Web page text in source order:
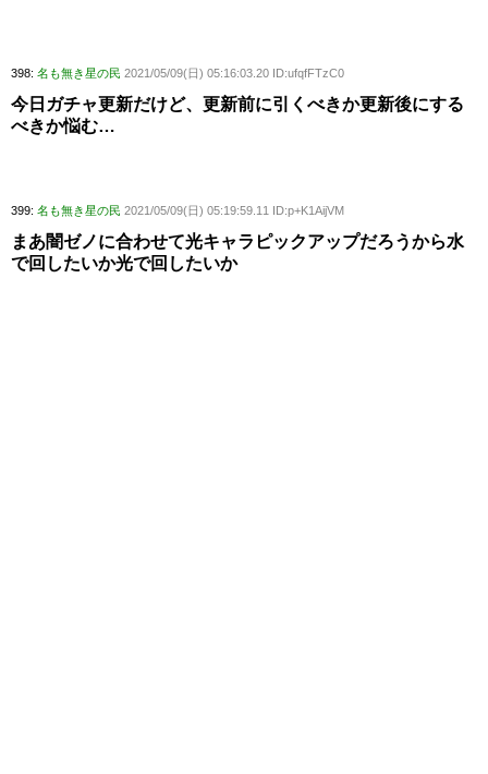
398: 名も無き星の民 2021/05/09(日) 05:16:03.20 ID:ufqfFTzC0
今日ガチャ更新だけど、更新前に引くべきか更新後にする
べきか悩む…
399: 名も無き星の民 2021/05/09(日) 05:19:59.11 ID:p+K1AijVM
まあ闇ゼノに合わせて光キャラピックアップだろうから水
で回したいか光で回したいか